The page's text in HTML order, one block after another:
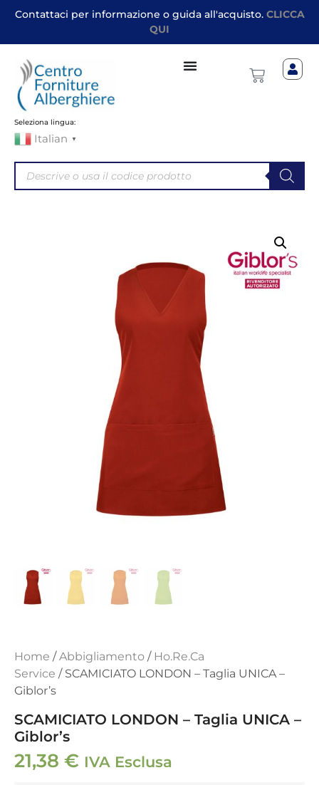
Contattaci per informazione o guida all'acquisto. CLICCA
QUI
Seleziona lingua:
Italian ▼
Home /Abbigliamento / Ho.Re.Ca
Service / SCAMICIATO LONDON – Taglia UNICA –
Giblor’s
SCAMICIATO LONDON – Taglia UNICA –
Giblor’s
21,38 € IVA Esclusa